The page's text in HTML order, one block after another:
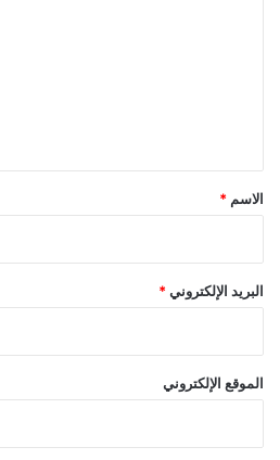
*
الاسم *
البريد الإلكتروني *
الموقع الإلكتروني